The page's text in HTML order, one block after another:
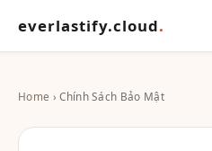
everlastify.cloud.
Home › Chính Sách Bảo Mật